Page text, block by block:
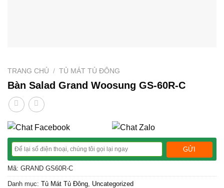
TRANG CHỦ / TỦ MÁT TỦ ĐÔNG
Bàn Salad Grand Woosung GS-60R-C
Mã: GRAND GS60R-C
Danh mục: Tủ Mát Tủ Đông Uncategorized